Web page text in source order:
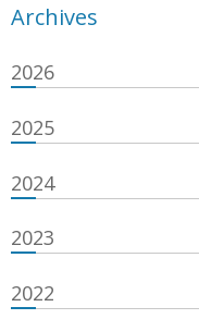
Archives
2026
2025
2024
2023
2022